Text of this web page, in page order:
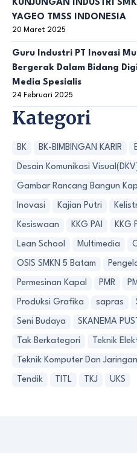
KUNJUNGAN INDUSTRI
YAGEO TMSS INDONESIA
20 Maret 2025
Guru Industri PT Inovasi
Bergerak Dalam Bidang
Media Spesialis
24 Februari 2025
Kategori
BK BK-BIMBINGAN KARIR
Desain Komunikasi
Gambar Rancang Bangun
Inovasi Kajian Putri
Kesiswaan KKG PAI KKG
Lean School Multimedia
OSIS SMKN 5 Batam
Permesinan Kapal PMR
Produksi Grafika sapras
Seni Budaya SKANEMA
Tak Berkategori Teknik
Teknik Komputer Dan Jaringan
Tendik TITL TKJ UKS